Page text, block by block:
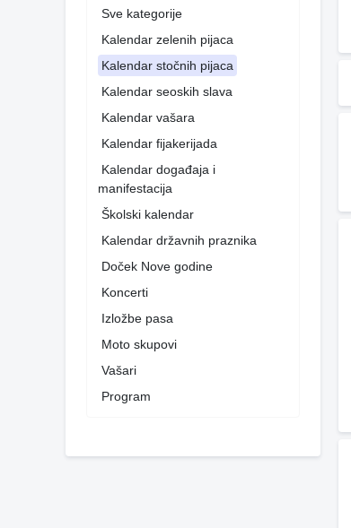
Sve kategorije
Kalendar zelenih pijaca
Kalendar stočnih pijaca
Kalendar seoskih slava
Kalendar vašara
Kalendar fijakerijada
Kalendar događaja i
manifestacija
Školski kalendar
Kalendar državnih praznika
Doček Nove godine
Koncerti
Izložbe pasa
Moto skupovi
Vašari
Program